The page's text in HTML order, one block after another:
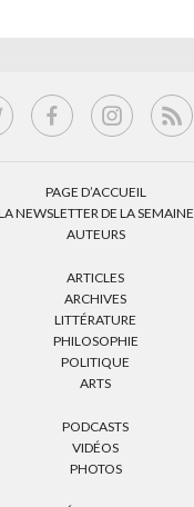
PAGE D’ACCUEIL
NEWSLETTER DE LA SEMAINE
AUTEURS
ARTICLES
ARCHIVES
LITTÉRATURE
PHILOSOPHIE
POLITIQUE
ARTS
PODCASTS
VIDÉOS
PHOTOS